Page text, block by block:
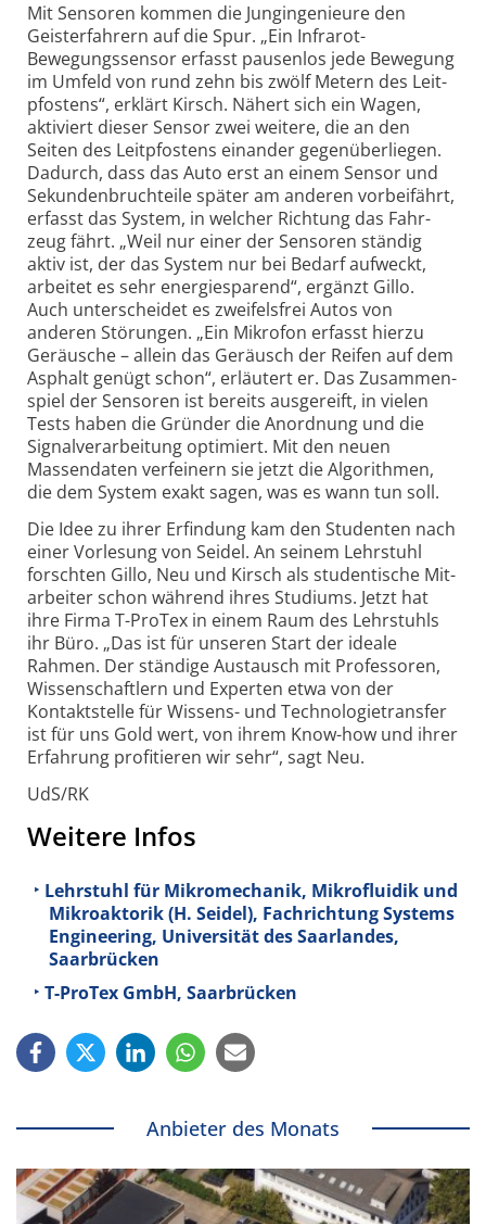
Mit Sensoren kommen die Jungingenieure den
Geisterfahrern auf die Spur. „Ein Infra­rot-
Bewegungs­sensor erfasst pausen­los jede Bewe­gung
im Umfeld von rund zehn bis zwölf Metern des Leit­
pfostens“, erklärt Kirsch. Nähert sich ein Wagen,
akti­viert dieser Sensor zwei weitere, die an den
Seiten des Leit­pfostens ein­ander gegen­über­liegen.
Dadurch, dass das Auto erst an einem Sensor und
Sekunden­bruch­teile später am anderen vorbei­fährt,
erfasst das System, in welcher Rich­tung das Fahr­
zeug fährt. „Weil nur einer der Sensoren ständig
aktiv ist, der das System nur bei Bedarf auf­weckt,
arbeitet es sehr energie­sparend“, ergänzt Gillo.
Auch unter­scheidet es zweifels­frei Autos von
anderen Störungen. „Ein Mikrofon erfasst hierzu
Geräusche – allein das Geräusch der Reifen auf dem
Asphalt genügt schon“, erläutert er. Das Zusammen­
spiel der Sensoren ist bereits aus­ge­reift, in vielen
Tests haben die Gründer die Anord­nung und die
Signal­ver­arbei­tung opti­miert. Mit den neuen
Massen­daten ver­feinern sie jetzt die Algo­rithmen,
die dem System exakt sagen, was es wann tun soll.
Die Idee zu ihrer Erfindung kam den Studenten nach
einer Vor­lesung von Seidel. An seinem Lehr­stuhl
forschten Gillo, Neu und Kirsch als studen­tische Mit­
arbeiter schon während ihres Studiums. Jetzt hat
ihre Firma T-ProTex in einem Raum des Lehr­stuhls
ihr Büro. „Das ist für unseren Start der ideale
Rahmen. Der ständige Aus­tausch mit Profes­soren,
Wissen­schaftlern und Experten etwa von der
Kontakt­stelle für Wissens- und Techno­logie­transfer
ist für uns Gold wert, von ihrem Know-how und ihrer
Erfah­rung profi­tieren wir sehr“, sagt Neu.
UdS/RK
Weitere Infos
Lehrstuhl für Mikromechanik, Mikrofluidik und
Mikroaktorik (H. Seidel), Fachrichtung Systems
Engineering, Universität des Saarlandes,
Saarbrücken
T-ProTex GmbH, Saarbrücken
Anbieter des Monats